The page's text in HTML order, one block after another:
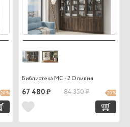
20 %
Библиотека МС - 2 Оливия
67 480 ₽ 84 350 ₽ 20 %